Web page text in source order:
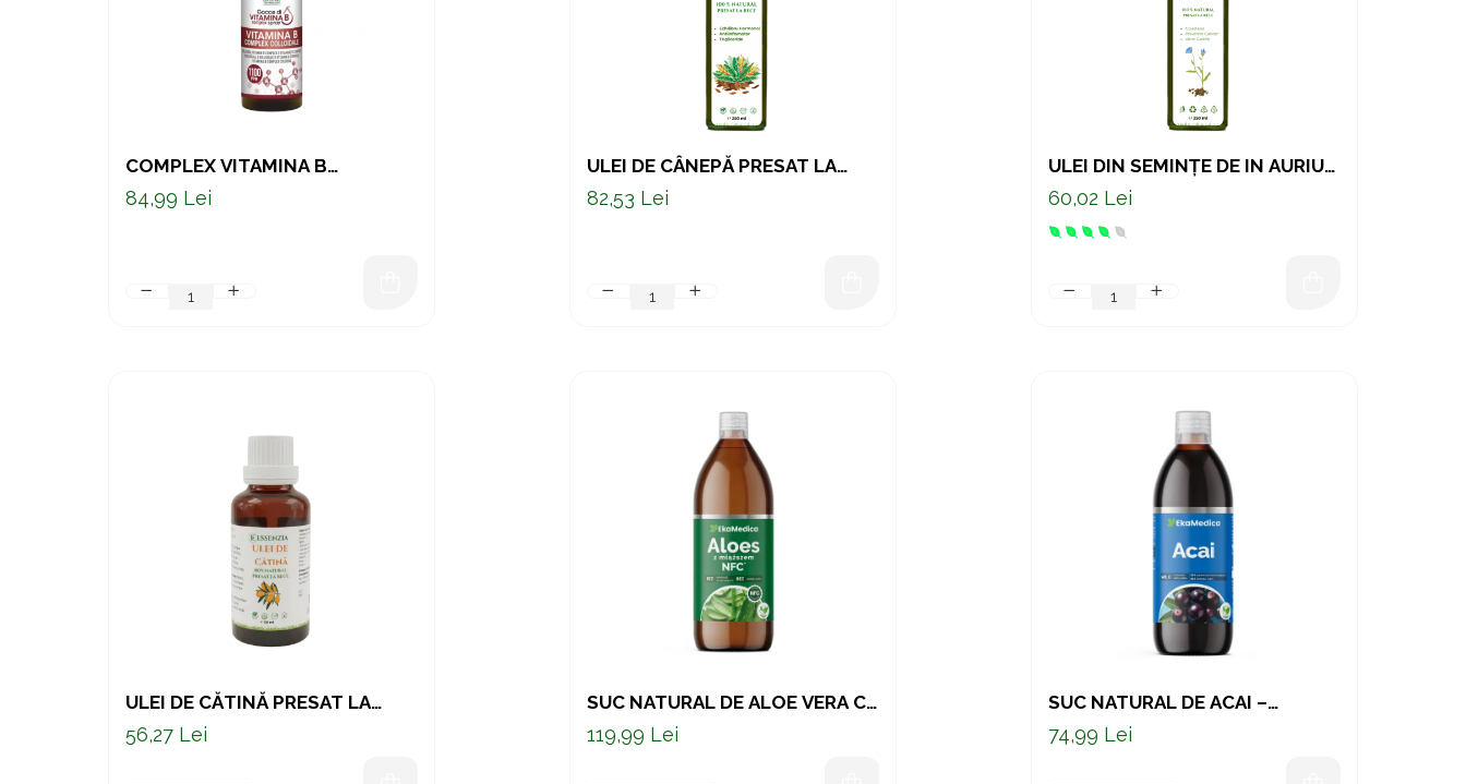
COMPLEX VITAMINA B
COLOIDAL – ULTRA
CONCENTRAT 1100 PPM,
84,99 Lei
ULEI DE CÂNEPĂ PRESAT LA
RECE – SURSĂ NATURALĂ DE
OMEGA 3, 6 ȘI 9
82,53 Lei
ULEI DIN SEMINȚE DE IN AURIU
PRESAT LA RECE – SUPORT
NATURAL PENTRU INIMĂ ȘI
DIGESTIE 250 ML
60,02 Lei
ULEI DE CĂTINĂ PRESAT LA
RECE – SUPORT NATURAL
PENTRU IMUNITATE ȘI
56,27 Lei
SUC NATURAL DE ALOE VERA CU
BUCĂȚI DE PULPĂ – SUPORT
PENTRU DIGESTIE, IMUNITATE
119,99 Lei
SUC NATURAL DE ACAI –
SUPERFRUCT ANTIOXIDANT CU
VITAMINA C NATURALĂ, 500 ML
74,99 Lei